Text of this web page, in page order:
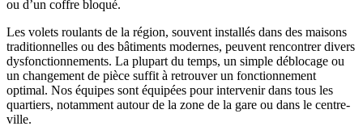
ou d’un coffre bloqué.
Les volets roulants de la région, souvent installés dans des maisons
traditionnelles ou des bâtiments modernes, peuvent rencontrer divers
dysfonctionnements. La plupart du temps, un simple déblocage ou
un changement de pièce suffit à retrouver un fonctionnement
optimal. Nos équipes sont équipées pour intervenir dans tous les
quartiers, notamment autour de la zone de la gare ou dans le centre-
ville.